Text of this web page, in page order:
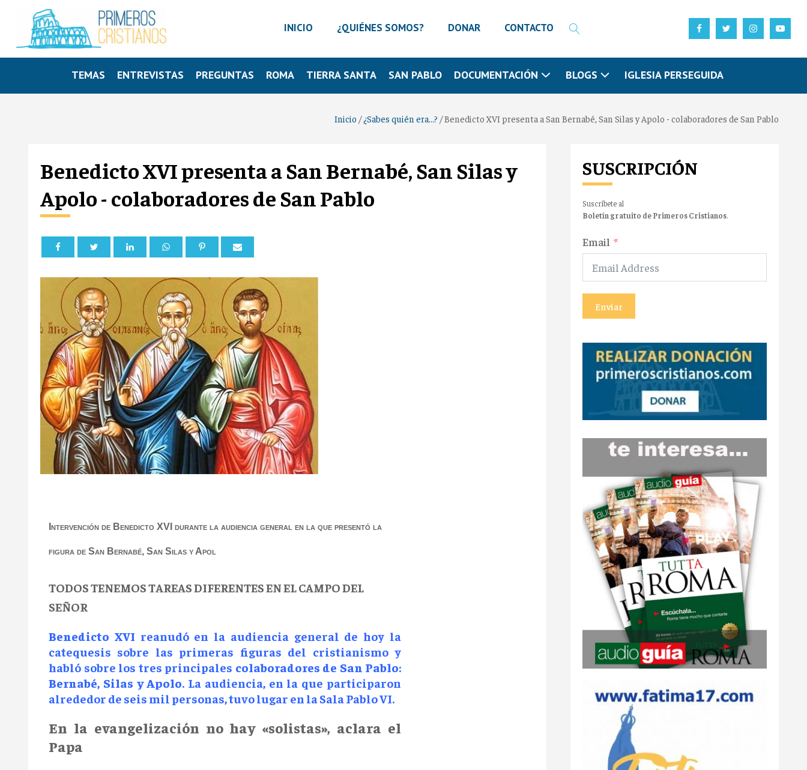
INICIO ¿QUIÉNES SOMOS? DONAR CONTACTO
TEMAS ENTREVISTAS PREGUNTAS ROMA TIERRA SANTA SAN PABLO DOCUMENTACIÓN BLOGS IGLESIA PERSEGUIDA
Inicio /¿Sabes quién era...? /Benedicto XVI presenta a San Bernabé, San Silas y Apolo - colaboradores de San Pablo
Benedicto XVI presenta a San Bernabé, San Silas y
Apolo - colaboradores de San Pablo
Intervención de Benedicto XVI durante la audiencia general en la que presentó la
figura de San Bernabé, San Silas y Apol
TODOS TENEMOS TAREAS DIFERENTES EN EL CAMPO DEL
SEÑOR
Benedicto XVI reanudó en la audiencia general de hoy la
catequesis sobre las primeras figuras del cristianismo y
habló sobre los tres principales colaboradores de San Pablo:
Bernabé, Silas y Apolo. La audiencia, en la que participaron
alrededor de seis mil personas, tuvo lugar en la Sala Pablo VI.
En la evangelización no hay «solistas», aclara el
Papa
SUSCRIPCIÓN
Suscríbete al
Boletín gratuito de Primeros Cristianos.
Email
Enviar